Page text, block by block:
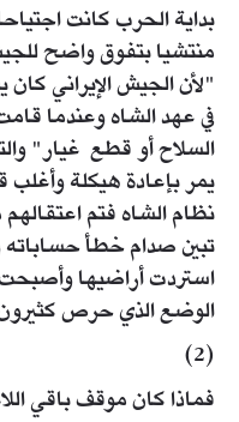
بداية الحرب كانت
منتشيا بتفوق واضح
"لأن الجيش الإيراني كان
في عهد الشاه وعندما
السلاح أو قطع غيار"
يمر بإعادة هيكلة وأغلب
نظام الشاه فتم
استردت أراضيها
الوضع الذي حرص
(2)
فماذا كان موقف باقي